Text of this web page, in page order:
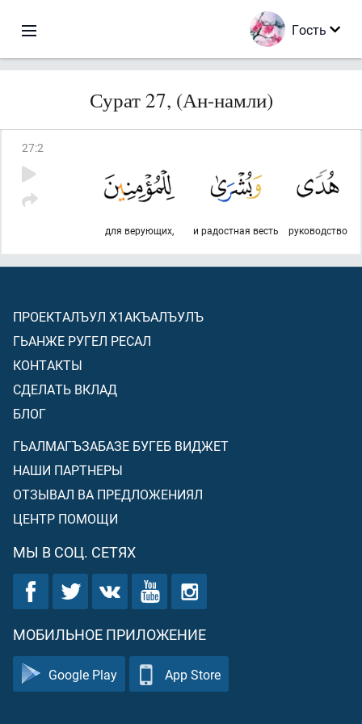
Гость
Сурат 27, (Ан-намли)
27:2
руководство
и радостная весть
для верующих,
ПРОЕКТАЛЪУЛ Х1АКЪАЛЪУЛЪ
ГЬАНЖЕ РУГЕЛ РЕСАЛ
КОНТАКТЫ
СДЕЛАТЬ ВКЛАД
БЛОГ
ГЬАЛМАГЪЗАБАЗЕ БУГЕБ ВИДЖЕТ
НАШИ ПАРТНЕРЫ
ОТЗЫВАЛ ВА ПРЕДЛОЖЕНИЯЛ
ЦЕНТР ПОМОЩИ
МЫ В СОЦ. СЕТЯХ
МОБИЛЬНОЕ ПРИЛОЖЕНИЕ
Google Play App Store